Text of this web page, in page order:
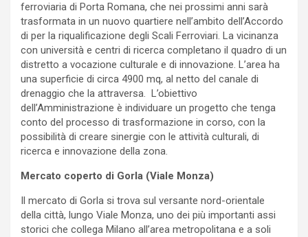
ferroviaria di Porta Romana, che nei prossimi anni sarà
trasformata in un nuovo quartiere nell’ambito dell’Accordo
di per la riqualificazione degli Scali Ferroviari. La vicinanza
con università e centri di ricerca completano il quadro di un
distretto a vocazione culturale e di innovazione. L’area ha
una superficie di circa 4900 mq, al netto del canale di
drenaggio che la attraversa. L’obiettivo
dell’Amministrazione è individuare un progetto che tenga
conto del processo di trasformazione in corso, con la
possibilità di creare sinergie con le attività culturali, di
ricerca e innovazione della zona.
Mercato coperto di Gorla (Viale Monza)
Il mercato di Gorla si trova sul versante nord-orientale
della città, lungo Viale Monza, uno dei più importanti assi
storici che collega Milano all’area metropolitana e a soli